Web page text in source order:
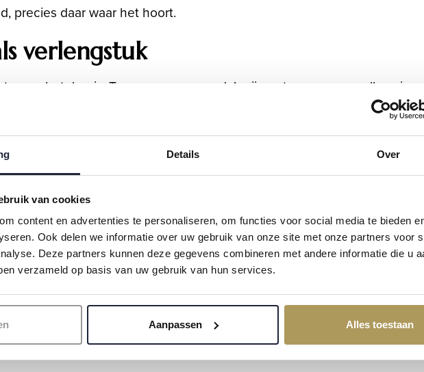
Details Over
van cookies
content en advertenties te personaliseren, om functies voor social media te bieden
Ook delen we informatie over uw gebruik van onze site met onze partners voor
Deze partners kunnen deze gegevens combineren met andere informatie die u
verzameld op basis van uw gebruik van hun services.
Aanpassen Alles toestaan
precies daar waar het hoort.
verlengstuk
meer betekenis. Terrassen en veranda’s zijn ontworpen voor alle
materialen en verfijnde buitenkeukens. Binnen en buiten vloeien in
en meer verbonden met de natuur.
moderne luxe
maar over tijdloosheid. Over huizen die niet imponeren door
Rustig. Natuurlijk. In balans.
International Real Estateherkennen wij deze ontwikkeling.
en kopers van bijzondere woningen waar comfort, architectuur en
elegantie. Vandaag én met oog voor morgen.
out of style.